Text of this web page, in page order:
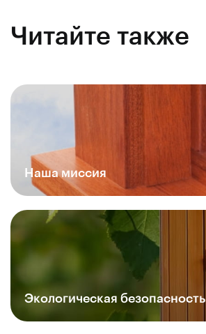
Читайте также
Наша миссия
Экологическая безопасность